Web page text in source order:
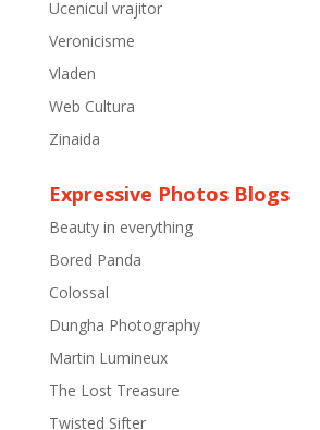
Ucenicul vrajitor
Veronicisme
Vladen
Web Cultura
Zinaida
Expressive Photos Blogs
Beauty in everything
Bored Panda
Colossal
Dungha Photography
Martin Lumineux
The Lost Treasure
Twisted Sifter